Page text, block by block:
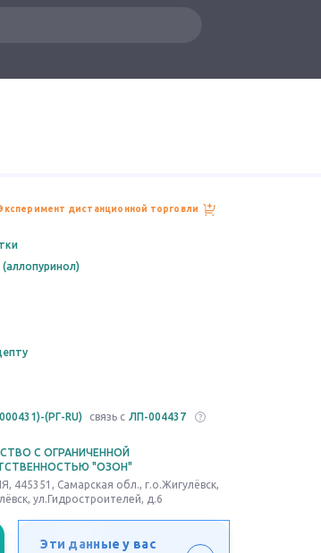
дистанционной торговли
(аллопуринол)
(РГ-RU) связь с ЛП-004437
С ОГРАНИЧЕННОЙ
"ОЗОН"
445351, Самарская обл., г.о.Жигулёвск,
ул.Гидростроителей, д.6
Эти данные у вас